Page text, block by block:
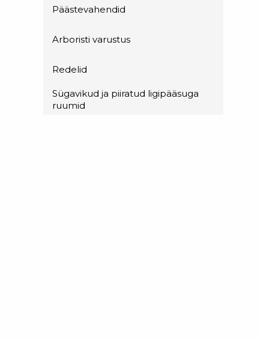
Päästevahendid
Arboristi varustus
Redelid
Sügavikud ja piiratud ligipääsuga
ruumid